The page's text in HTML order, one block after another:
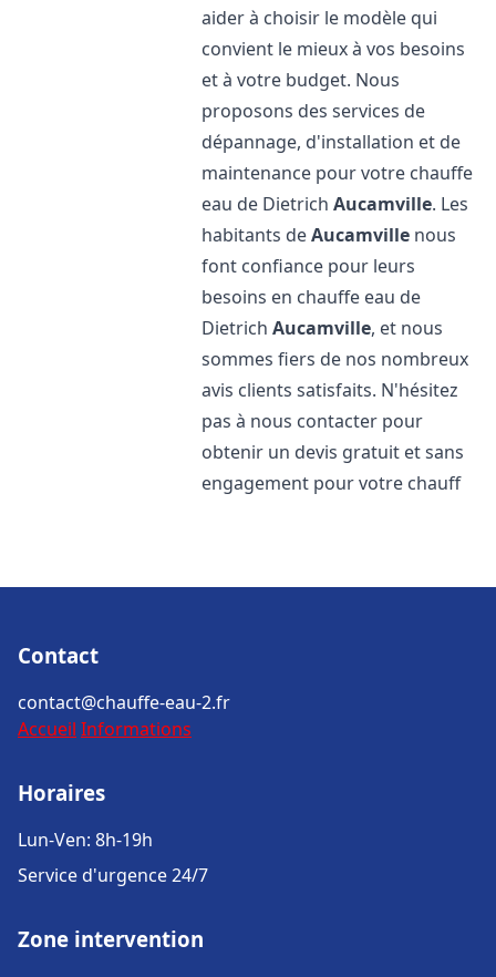
aider à choisir le modèle qui
convient le mieux à vos besoins
et à votre budget. Nous
proposons des services de
dépannage, d'installation et de
maintenance pour votre chauffe
eau de DietrichAucamville. Les
habitants deAucamville nous
font confiance pour leurs
besoins en chauffe eau de
DietrichAucamville, et nous
sommes fiers de nos nombreux
avis clients satisfaits. N'hésitez
pas à nous contacter pour
obtenir un devis gratuit et sans
engagement pour votre chauff
Contact
contact@chauffe-eau-2.fr
Accueil Informations
Horaires
Lun-Ven: 8h-19h
Service d'urgence 24/7
Zone intervention